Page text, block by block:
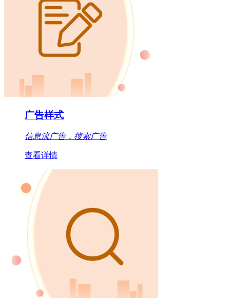
广告样式
信息流广告，搜索广告
查看详情